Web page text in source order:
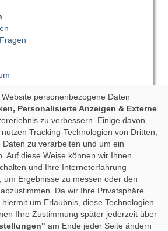
Studium
personenbezogene Daten
Personalisierte Anzeigen & Externe
zu verbessern. Einige davon
Tracking-Technologien von Dritten,
zu verarbeiten und um ein
Auf diese Weise können wir Ihnen
und Ihre Interneterfahrung
um Ergebnisse zu messen oder den
Da wir Ihre Privatsphäre
um Erlaubnis, diese Technologien
Ihre Zustimmung später jederzeit über
am Ende jeder Seite ändern